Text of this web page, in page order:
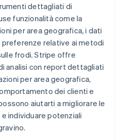
dettagliati di
funzionalità come la
per area geografica, i dati
relative ai metodi
frodi. Stripe offre
analisi con report dettagliati
per area geografica,
dei clienti e
aiutarti a migliorare le
individuare potenziali